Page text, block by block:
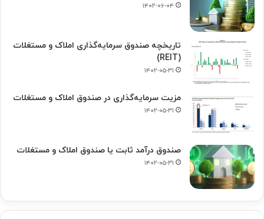
۱۴۰۲-۰۶-۰۴
تاریخچه صندوق سرمایه‌گذاری املاک و مستغلات
(REIT)
۱۴۰۲-۰۵-۳۱
مزیت سرمایه‌گذاری در صندوق املاک و مستغلات
۱۴۰۲-۰۵-۳۱
صندوق درآمد ثابت یا صندوق املاک و مستغلات
۱۴۰۲-۰۵-۳۱